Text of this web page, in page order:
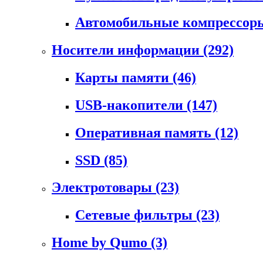
Автомобильные
Носители информации (292)
Карты памяти (46)
USB-накопители (147)
Оперативная память (12)
SSD (85)
Электротовары (23)
Сетевые фильтры (23)
Home by Qumo (3)